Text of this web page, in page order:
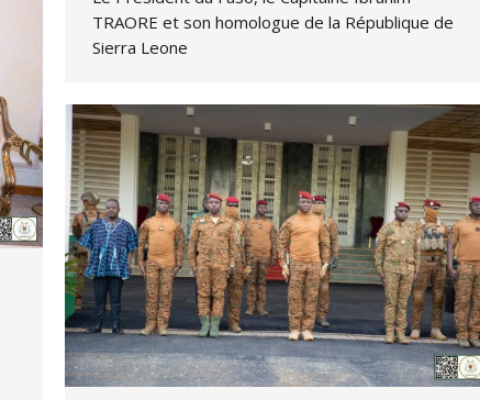
TRAORE et son homologue de la République de
Sierra Leone